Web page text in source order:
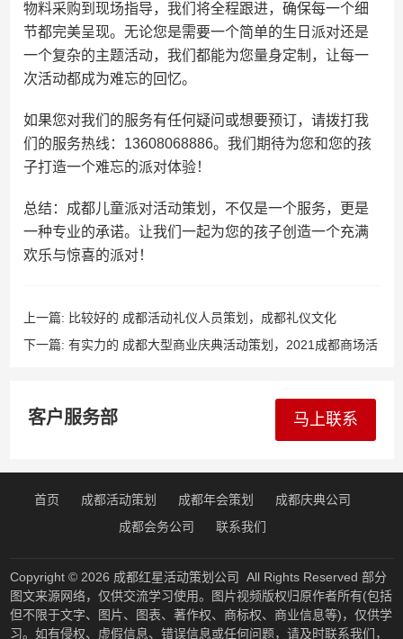
物料采购到现场指导，我们将全程跟进，确保每一个细
节都完美呈现。无论您是需要一个简单的生日派对还是
一个复杂的主题活动，我们都能为您量身定制，让每一
次活动都成为难忘的回忆。
如果您对我们的服务有任何疑问或想要预订，请拨打我
们的服务热线：13608068886。我们期待为您和您的孩
子打造一个难忘的派对体验！
总结：成都儿童派对活动策划，不仅是一个服务，更是
一种专业的承诺。让我们一起为您的孩子创造一个充满
欢乐与惊喜的派对！
上一篇: 比较好的 成都活动礼仪人员策划，成都礼仪文化
下一篇: 有实力的 成都大型商业庆典活动策划，2021成都商场活
客户服务部 马上联系
首页 成都活动策划 成都年会策划
成都庆典公司
成都会务公司
联系我们
Copyright © 2026 成都红星活动策划公司 All Rights Reserved 部分
图文来源网络，仅供交流学习使用。图片视频版权归原作者所有(包括
但不限于文字、图片、图表、著作权、商标权、商业信息等)，仅供学
习。如有侵权、虚假信息、错误信息或任何问题，请及时联系我们，